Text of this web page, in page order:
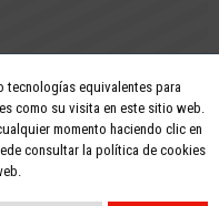
reservados
de cookies
tecnologías equivalentes para
como su visita en este sitio web.
momento haciendo clic en
consultar la política de cookies